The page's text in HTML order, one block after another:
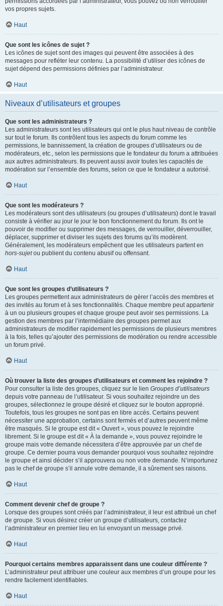
vos propres sujets.
Haut
Que sont les icônes de sujet ?
Les icônes de sujet sont des images qui peuvent être associées à des
messages pour refléter leur contenu. La possibilité d’utiliser des icônes de
sujet dépend des permissions définies par l’administrateur.
Haut
Niveaux d’utilisateurs et groupes
Que sont les administrateurs ?
Les administrateurs sont les utilisateurs qui ont le plus haut niveau de contrôle
sur tout le forum. Ils contrôlent tous les aspects du forum comme les
permissions, le bannissement, la création de groupes d’utilisateurs ou de
modérateurs, etc., selon les permissions que le fondateur du forum a attribuées
aux autres administrateurs. Ils peuvent aussi avoir toutes les capacités de
modération sur l’ensemble des forums, selon ce que le fondateur a autorisé.
Haut
Que sont les modérateurs ?
Les modérateurs sont des utilisateurs (ou groupes d’utilisateurs) dont le travail
consiste à vérifier au jour le jour le bon fonctionnement du forum. Ils ont le
pouvoir de modifier ou supprimer des messages, de verrouiller, déverrouiller,
déplacer, supprimer et diviser les sujets des forums qu’ils modèrent.
Généralement, les modérateurs empêchent que les utilisateurs partent en
hors-sujetou publient du contenu abusif ou offensant.
Haut
Que sont les groupes d’utilisateurs ?
Les groupes permettent aux administrateurs de gérer l’accès des membres et
des invités au forum et à ses fonctionnalités. Chaque membre peut appartenir
à un ou plusieurs groupes et chaque groupe peut avoir ses permissions. La
gestion des membres par l’intermédiaire des groupes permet aux
administrateurs de modifier rapidement les permissions de plusieurs membres
à la fois, telles qu’ajouter des permissions de modération ou rendre accessible
un forum privé.
Haut
Où trouver la liste des groupes d’utilisateurs et comment les rejoindre ?
Pour consulter la liste des groupes, cliquez sur le lien Groupes d’utilisateurs
depuis votre panneau de l’utilisateur. Si vous souhaitez rejoindre un des
groupes, sélectionnez le groupe désiré et cliquez sur le bouton approprié.
Toutefois, tous les groupes ne sont pas en libre accès. Certains peuvent
nécessiter une approbation, certains sont fermés et d’autres peuvent même
être masqués. Si le groupe est dit « Ouvert », vous pouvez le rejoindre
librement. Si le groupe est dit « À la demande », vous pouvez rejoindre le
groupe mais votre demande nécessitera d’être approuvée par un chef de
groupe. Ce dernier pourra vous demander pourquoi vous souhaitez rejoindre
le groupe et ainsi décider s’il approuvera ou non votre demande. N’importunez
pas le chef de groupe s’il annule votre demande, il a sûrement ses raisons.
Haut
Comment devenir chef de groupe ?
Lorsque des groupes sont créés par l’administrateur, il leur est attribué un chef
de groupe. Si vous désirez créer un groupe d’utilisateurs, contactez
l’administrateur en premier lieu en lui envoyant un message privé.
Haut
Pourquoi certains membres apparaissent dans une couleur différente ?
L’administrateur peut attribuer une couleur aux membres d’un groupe pour les
rendre facilement identifiables.
Haut